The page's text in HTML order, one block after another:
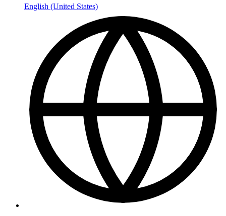
English (United States)